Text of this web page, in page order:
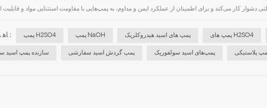
ﺎﻫ ﺐﺴﭼﺮﺑ : پمپ H2SO4 پمپ NaOH پمپ های اسید هیدروکلریک پمپ های H2SO4
سازنده پمپ اسید پمپ گردش اسید سفارشی پمپ‌های اسید سولفوریک